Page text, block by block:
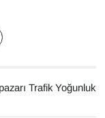
Trafik Yoğunluk